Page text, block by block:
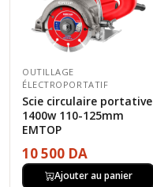
OUTILLAGE
ÉLECTROPORTATIF
Scie circulaire portative
1400w 110-125mm
EMTOP
10 500 DA
Ajouter au panier